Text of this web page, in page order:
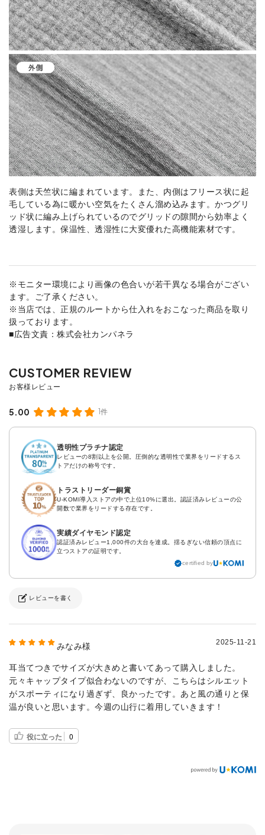
表側は天竺状に編まれています。また、内側はフリース状に起
毛している為に暖かい空気をたくさん溜め込みます。かつグリ
ッド状に編み上げられているのでグリッドの隙間から効率よく
透湿します。保温性、透湿性に大変優れた高機能素材です。
※モニター環境により画像の色合いが若干異なる場合がござい
ます。ご了承ください。
※当店では、正規のルートから仕入れをおこなった商品を取り
扱っております。
■広告文責：株式会社カンパネラ
5.00 1件
透明性プラチナ認定
レビューの8割以上を公開。圧倒的な透明性で業界をリードするス
トアだけの称号です。
トラストリーダー銅賞
U-KOMI導入ストアの中で上位10%に選出。認証済みレビューの公
開数で業界をリードする存在です。
実績ダイヤモンド認定
認証済みレビュー1,000件の大台を達成。揺るぎない信頼の頂点に
立つストアの証明です。
certified by
レビューを書く
みなみ様 2025-11-21
耳当てつきでサイズが大きめと書いてあって購入しました。
元々キャップタイプ似合わないのですが、こちらはシルエット
がスポーティになり過ぎず、良かったです。あと風の通りと保
温が良いと思います。今週の山行に着用していきます！
役に立った 0